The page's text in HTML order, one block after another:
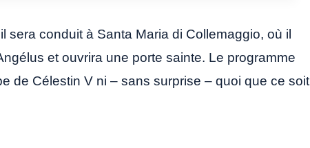
sera conduit à Santa Maria di Collemaggio, où il
et ouvrira une porte sainte. Le programme
de Célestin V ni – sans surprise – quoi que ce soit